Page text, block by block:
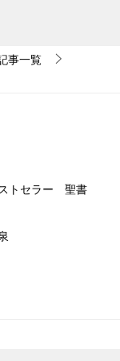
事一覧
トセラー 聖書